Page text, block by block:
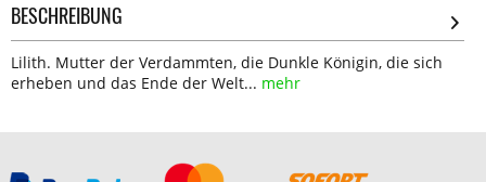
BESCHREIBUNG
Lilith. Mutter der Verdammten, die Dunkle Königin, die sich
erheben und das Ende der Welt... mehr